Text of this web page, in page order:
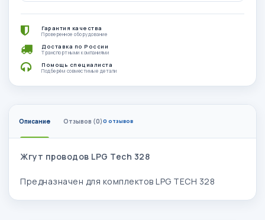
Гарантия качества
Проверенное оборудование
Доставка по России
Транспортными компаниями
Помощь специалиста
Подберём совместимые детали
Описание Отзывов (0)0 отзывов
Жгут проводов LPG Tech 328
Предназначен для комплектов LPG TECH 328